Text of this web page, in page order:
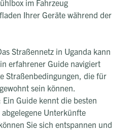
im Fahrzeug
Ihrer Geräte während der
Straßennetz in Uganda kann
erfahrener Guide navigiert
Straßenbedingungen, die für
sein können.
Ein Guide kennt die besten
Unterkünfte
Sie sich entspannen und